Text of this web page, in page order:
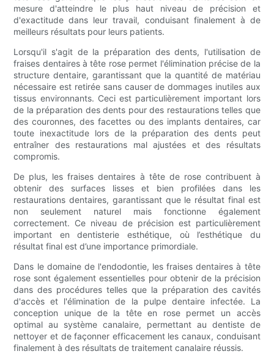
mesure d'atteindre le plus haut niveau de précision et
d'exactitude dans leur travail, conduisant finalement à de
meilleurs résultats pour leurs patients.
Lorsqu'il s'agit de la préparation des dents, l'utilisation de
fraises dentaires à tête rose permet l'élimination précise de la
structure dentaire, garantissant que la quantité de matériau
nécessaire est retirée sans causer de dommages inutiles aux
tissus environnants. Ceci est particulièrement important lors
de la préparation des dents pour des restaurations telles que
des couronnes, des facettes ou des implants dentaires, car
toute inexactitude lors de la préparation des dents peut
entraîner des restaurations mal ajustées et des résultats
compromis.
De plus, les fraises dentaires à tête de rose contribuent à
obtenir des surfaces lisses et bien profilées dans les
restaurations dentaires, garantissant que le résultat final est
non seulement naturel mais fonctionne également
correctement. Ce niveau de précision est particulièrement
important en dentisterie esthétique, où l’esthétique du
résultat final est d’une importance primordiale.
Dans le domaine de l'endodontie, les fraises dentaires à tête
rose sont également essentielles pour obtenir de la précision
dans des procédures telles que la préparation des cavités
d'accès et l'élimination de la pulpe dentaire infectée. La
conception unique de la tête en rose permet un accès
optimal au système canalaire, permettant au dentiste de
nettoyer et de façonner efficacement les canaux, conduisant
finalement à des résultats de traitement canalaire réussis.